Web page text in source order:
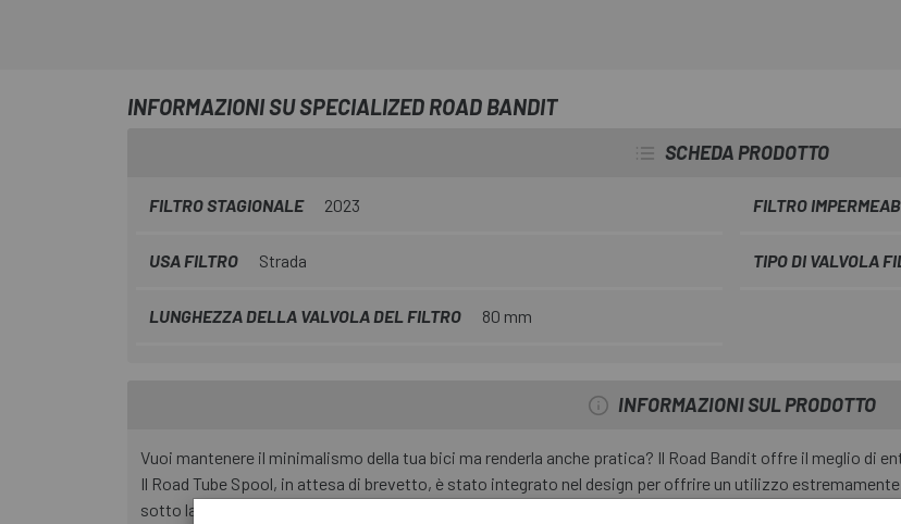
camera d'aria, CO2,
INFORMAZIONI SU SPECIALIZED ROAD BANDIT
SCHEDA PRODOTTO
FILTRO STAGIONALE 2023 FILTRO
USA FILTRO Strada TIPO DI VALVOLA
LUNGHEZZA DELLA VALVOLA DEL FILTRO 80 mm
INFORMAZIONI SUL PRODOTTO
Vuoi mantenere il minimalismo della tua bici ma renderla anche pratica? Il Road Bandit offre il meglio di
Il Road Tube Spool, in attesa di brevetto, è stato integrato nel design per offrire un utilizzo
sotto la tua sella compatibile con SWAT™ e dispone di una semplice cinghia in Velcro® con scomparti